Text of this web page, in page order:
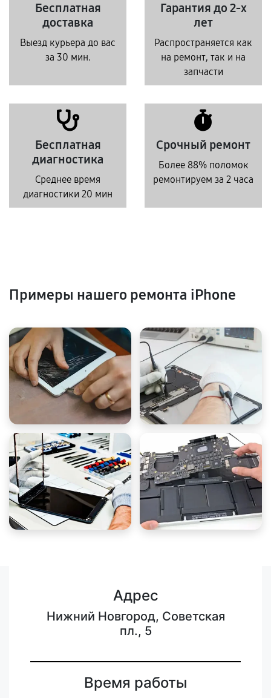
Бесплатная
доставка
Выезд курьера до вас
за 30 мин.
Гарантия до 2-х
лет
Распространяется как
на ремонт, так и на
запчасти
Бесплатная
диагностика
Среднее время
диагностики 20 мин
Срочный ремонт
Более 88% поломок
ремонтируем за 2 часа
Примеры нашего ремонта iPhone
Адрес
Нижний Новгород, Советская
пл., 5
Время работы